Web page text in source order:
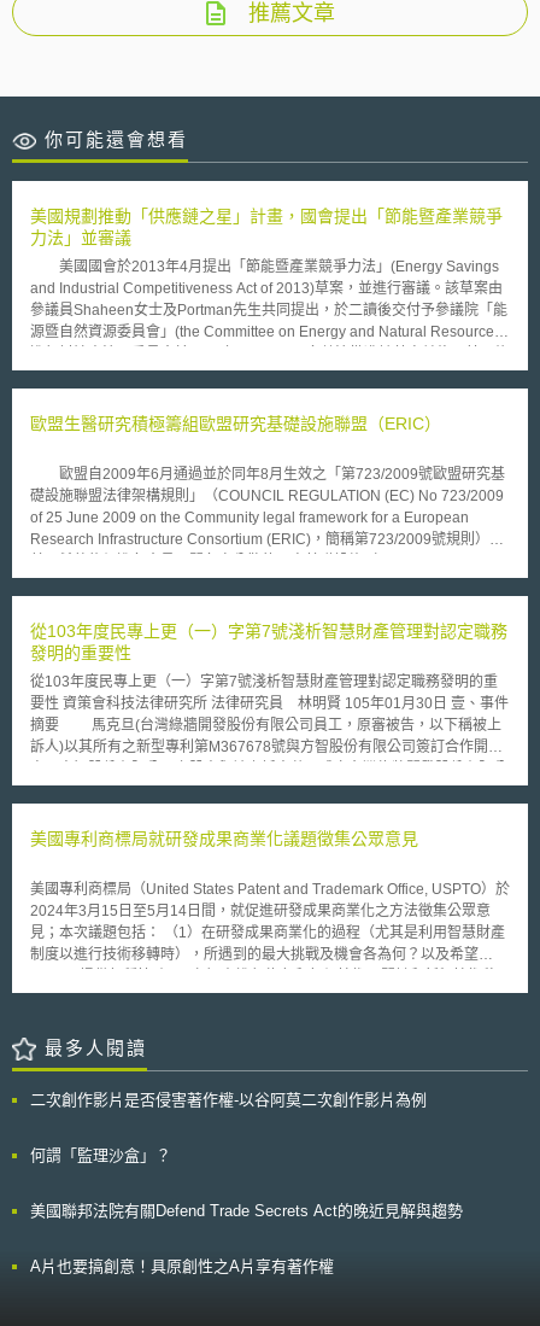
推薦文章
你可能還會想看
美國規劃推動「供應鏈之星」計畫，國會提出「節能暨產業競爭
力法」並審議
美國國會於2013年4月提出「節能暨產業競爭力法」(Energy Savings
and Industrial Competitiveness Act of 2013)草案，並進行審議。該草案由
參議員Shaheen女士及Portman先生共同提出，於二讀後交付予參議院「能
源暨自然資源委員會」(the Committee on Energy and Natural Resources)
款，全案排入美國國會第113會期等待表決。 本草案屬於包裹式立法，
首先對於提昇產業生產競爭力領域(Industrial Efficiency and
(Energy Independence and Security Act of 2007)、「能源政策及管理法」
(Energy Policy and Conservation Act，並刪修「2005年能源政策法」及
「1992年能源政策法」若干條款。計劃在能源部下，成立「供應鏈之星」
(Supply Star Program) 計畫，推動整體產業供應鏈之能源效率，達節能、
節水或其他自然資源目的。 其次，在建築(Buildings)領域，草案乃修正
「模範建築能源規範」(model building energy codes)；就住宅建築及商用
Conservation Code, IECC)及「ASHRAE標準90.1-2010」作為基準，並將
經濟成本效益納入考量。 以及在私用商業建築效率提升融資機制
(Private Commercial Building Efficiency Financing)上，能源部將啟動「商
業建築能源融資倡議」(Commercial Building Energy Financing
Initiative)，在州的層級，擴大私部門及商業建築進行能源效率翻新工程之補
助範疇。 第四，關於聯邦公部門機關之能源效率(Federal Agency
Energy Efficiency)，草案乃修正「國家能源管理政策法」(National Energy
Conservation Act)，討論將在聯邦公部門建築導入資通訊科技(ICT)，推動
墨，觀察該草案目前已獲得美國商會等數百位企業團體支持。若本會期能順
歐盟生醫研究積極籌組歐盟研究基礎設施聯盟（ERIC）
歐盟自2009年6月通過並於同年8月生效之「第723/2009號歐盟研究基
礎設施聯盟法律架構規則」（COUNCIL REGULATION (EC) No 723/2009
of 25 June 2009 on the Community legal framework for a European
Research Infrastructure Consortium (ERIC)，簡稱第723/2009號規則），
Infrastructures，簡稱RIs）之資源凝聚及共享，讓原本僅為設施設備的RIs
723/2009號規則向歐盟執委會提出ERIC設立申請，經執委會同意後，ERIC
即可取得獨立法律地位及法律人格，以自己名義獲得、享有或放棄動產、不
動產及智慧財產，以及締結契約及作為訴訟當事人，並得豁免無須被課徵加
值稅（value added tax）和貨物稅（excise duty）等稅賦。歐盟創設ERIC
法律架構之目的，是希望能透過國際合作、彙集國際資源，在歐盟建立起頂
尖研發環境，吸引跨國研發活動集中與進駐，利用規模化的大型研究基礎設
施導引出世界級研發。 截至目前，由奧地利、比利時、捷克、德國、
查」（The Survey of Health, Ageing and Retirement in Europe，簡稱
大型的人口老化多國研究資料庫，並已收錄45,000筆以上年齡50歲以上個
ERIC之資料分析除將有助歐盟國家就老化社會之福利系統為規劃，更預期
將成為推動其活動及健康老化歐盟創新伙伴試行計畫之重要基石。 除
此之外，自2008年起由歐盟撥款500萬歐元籌備成立之「生物銀行及生物分
子資源研究基礎機構」（Biobanking and Biomolecular Resources
Research Infrastructure，簡稱BBMRI），從2008年至今（2011）年1月底
3年籌備期間，已募得30個以上國家之53個會員聯盟以及280個聯繫組織
人口之樣本與資料之介面，以及頂尖生醫研究之介面，且為了要BBMRI-
ERIC，BBMRI指導委員會業已擬定「BBMRI-ERIC備忘錄」提供予有興趣
從103年度民專上更（一）字第7號淺析智慧財產管理對認定職務
發明的重要性
從103年度民專上更（一）字第7號淺析智慧財產管理對認定職務發明的重
要性 資策會科技法律研究所 法律研究員 林明賢 105年01月30日 壹、事件
摘要 馬克旦(台灣綠牆開發股份有限公司員工，原審被告，以下稱被上
訴人)以其所有之新型專利第M367678號與方智股份有限公司簽訂合作開發
司(原審原告，以下稱上訴人)。被上訴人將新型專利第Ｍ367678號授權予上
研發成果由雙方共享。被上訴人於就職期間逕行在台灣申請並取得新型專利
專利CN202026637U號。上訴人請求法院確認台灣新型專利第Ｍ417768號
及中國大陸實用新型專利CN202026637U號(以下簡稱系爭專利)為上訴人與
被上訴人共有。 貳、本案重點說明[1] 一、上訴人可循民事訴訟程序請求認
定專利申請權及專利權歸屬 有關專利申請人的變更，專利申請人能否
提起確認之訴？主要考量論點有二說：（一）行政法構造論；（二）利益考
利權人。 本案法院認為因僱傭關係而生專利申請權及專利權歸屬之爭
執，可先向民事法院提起確認專利申請權及專利權歸屬之訴訟，於獲勝訴判
決確定後，即可附具該確定判決，向專利專責機關申請變更權利人名義[3]。
雙方共享之」。雙方的締約真意在於若被上訴人研發之專利有使用上訴人資
發，依前開系爭專利授權書第4條及兩造訂約真意，系爭專利應登記為兩造
傭關係中之工作所完成之發明、新型或設計。我國智慧財產局公布之專利逐
美國專利商標局就研發成果商業化議題徵集公眾意見
美國專利商標局（United States Patent and Trademark Office, USPTO）於
2024年3月15日至5月14日間，就促進研發成果商業化之方法徵集公眾意
見；本次議題包括： （1）在研發成果商業化的過程（尤其是利用智慧財產
制度以進行技術移轉時），所遇到的最大挑戰及機會各為何？以及希望
轉時，有無遇到任何智慧財產相關的挑戰及機會，以及希望USPTO提供何
技術移轉的政策與作法； （4）請列出各利害關係人在界定潛在被授權人及
進行技術移轉時，所面臨的智慧財產相關挑戰，以及現行制度有無需要改
用於媒合新冠肺炎治療技術供需雙方之「Patent 4合作夥伴平台計畫」
法； （6）請就USPTO於2022年7月參與之「世界智慧財產權組織
術、產業、公司，降低研發成果運用過程中面臨挑戰之可能作法； （8）請
體發明者、中小企業提升研發成果運用認知，及克服現行挑戰的作法；
最多人閱讀
二次創作影片是否侵害著作權-以谷阿莫二次創作影片為例
何謂「監理沙盒」？
美國聯邦法院有關Defend Trade Secrets Act的晚近見解與趨勢
A片也要搞創意！具原創性之A片享有著作權